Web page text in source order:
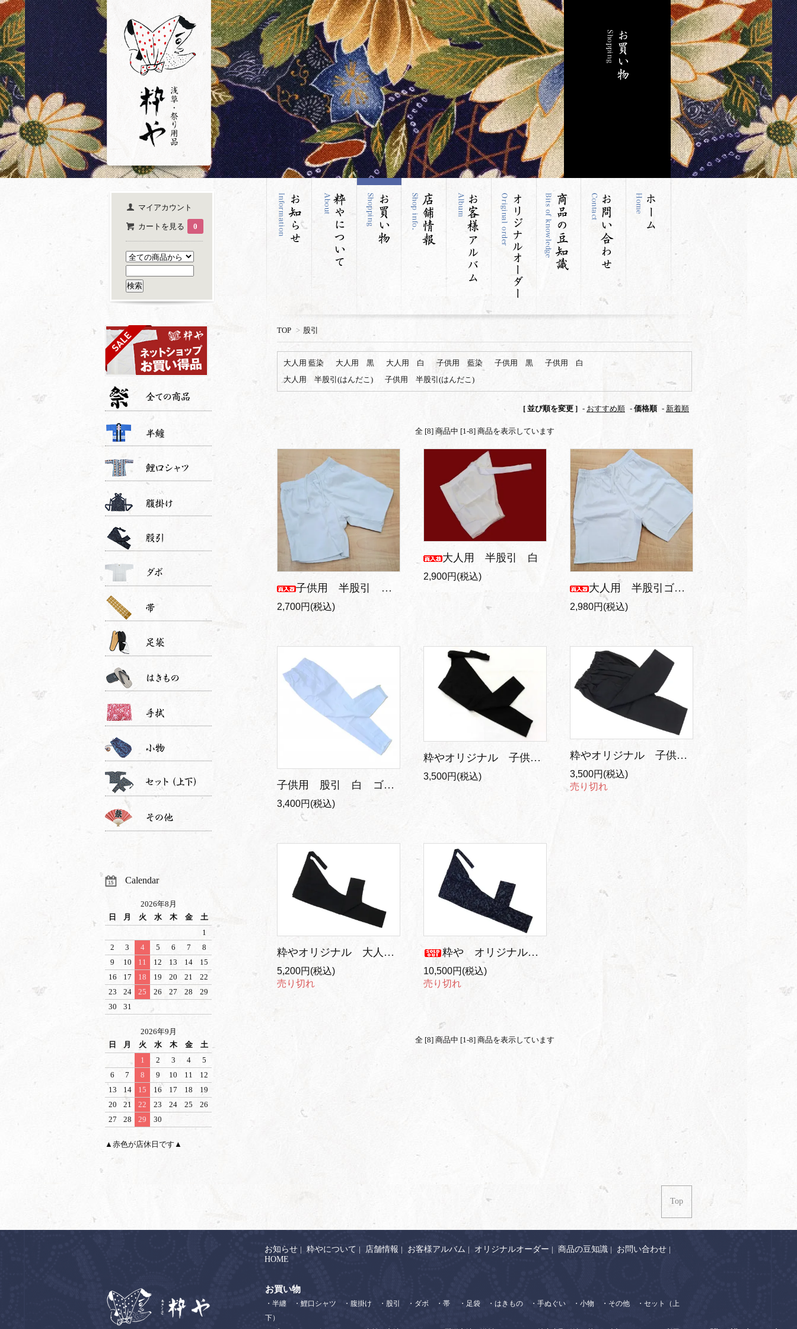
マイアカウント
カートを見る 0
TOP > 股引
大人用 藍染 大人用 黒 大人用 白 子供用 藍染 子供用 黒
子供用 白
大人用 半股引(はんだこ)
子供用 半股引(はんだこ)
[ 並び順を変更 ] - おすすめ順 - 価格順 - 新着順
全 [8] 商品中 [1-8] 商品を表示しています
子供用 半股引 白 ゴムタイプ
2,700円(税込)
大人用 半股引 白
2,900円(税込)
大人用 半股引ゴムパンツ 白
2,980円(税込)
子供用 股引 白 ゴムタイプ
3,400円(税込)
粋やオリジナル 子供用 黒 股引
3,500円(税込)
粋やオリジナル 子供用 黒 股引ゴム
3,500円(税込)
売り切れ
粋やオリジナル 大人用 股引 黒
5,200円(税込)
売り切れ
粋や オリジナル藍染 股引いろは柄
10,500円(税込)
売り切れ
全 [8] 商品中 [1-8] 商品を表示しています
Calendar
2026年8月
日
月 火 水 木 金
土
1
2
3 4 5 6 7
8
9
10 11 12 13 14
15
16
17 18 19 20 21
22
23
24 25 26 27 28
29
30
31
2026年9月
日
月 火 水 木 金
土
1
2 3 4
5
6
7 8 9 10 11
12
13
14 15 16 17 18
19
20
21 22 23 24 25
26
27
28 29 30
▲赤色が店休日です▲
Top
お知らせ | 粋やについて | 店舗情報 | お客様アルバム | オリジナルオーダー | 商品の豆知識 | お問い合わせ |
HOME
お買い物
・半纏 ・鯉口シャツ ・腹掛け ・股引 ・ダボ ・帯 ・足袋 ・はきもの ・手ぬぐい ・小物 ・その他
・セット（上
下）